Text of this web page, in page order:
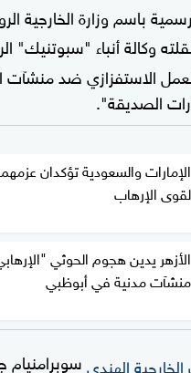
باسم وزارة الخارجية
وكالة أنباء "سبوتنيك"
الاستفزازي ضد منشآت
الصديقة".
الإمارات والسعودية تؤكدان
لقوى الإرهاب
الأزهر يدين هجوم الحوثي
منشآت مدنية في أبوظبي
الهنديسوبرامنيام